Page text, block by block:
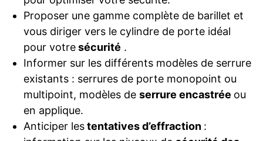
Proposer une gamme complète de barillet et
vous diriger vers le cylindre de porte idéal
pour votresécurité .
Informer sur les différents modèles de serrure
existants : serrures de porte monopoint ou
multipoint, modèles de serrure encastrée ou
en applique.
Anticiper lestentatives d’effraction :